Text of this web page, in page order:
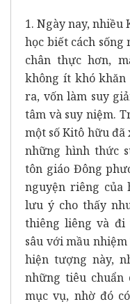
1. Ngày nay,
học biết cách sống
chân thực hơn,
không ít khó khăn
ra, vốn làm suy
tâm và suy niệm.
một số Kitô hữu
những hình thức
tôn giáo Đông
nguyện riêng của
lưu ý cho thấy
thiêng liêng và đi
sâu với mầu
hiện tượng này,
những tiêu chuẩn
mục vụ, nhờ đó